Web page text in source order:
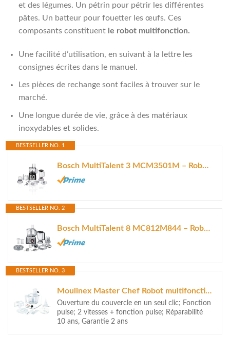
et des légumes. Un pétrin pour pétrir les différentes
pâtes. Un batteur pour fouetter les œufs. Ces
composants constituent le robot multifonction.
Une facilité d’utilisation, en suivant à la lettre les
consignes écrites dans le manuel.
Les pièces de rechange sont faciles à trouver sur le
marché.
Une longue durée de vie, grâce à des matériaux
inoxydables et solides.
BESTSELLER NO. 1
Bosch MultiTalent 3 MCM3501M – Robot de cuisine polyvalent avec plus de...
BESTSELLER NO. 2
Bosch MultiTalent 8 MC812M844 – Robot de cuisine polyvalent avec plus de...
BESTSELLER NO. 3
Moulinex Master Chef Robot multifonction, Puissance 500 W, 2 vitesses +...
Ouverture du couvercle en un seul clic; Fonction
pulse; 2 vitesses + fonction pulse; Réparabilité
10 ans, Garantie 2 ans